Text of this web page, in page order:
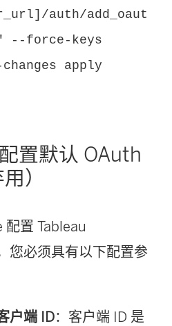
auth/add_oaut
--force-keys
apply
置默认 OAuth
）
配置 Tableau
您必须具有以下配置参
户端 ID：客户端 ID 是